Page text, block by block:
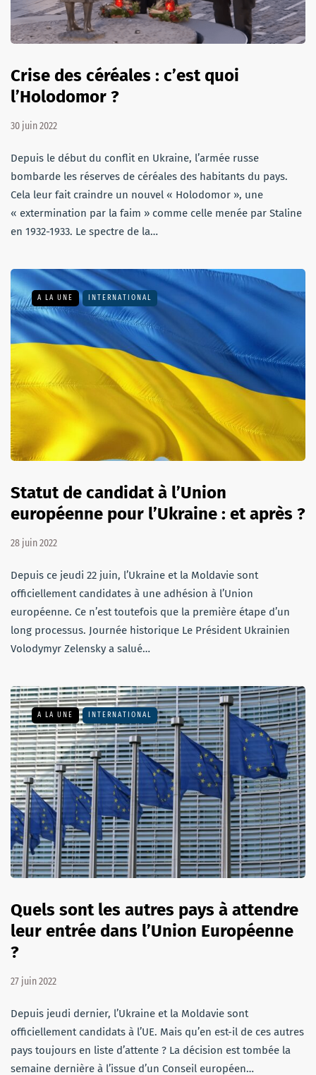
Crise des céréales : c’est quoi
l’Holodomor ?
30 juin 2022
Depuis le début du conflit en Ukraine, l’armée russe
bombarde les réserves de céréales des habitants du pays.
Cela leur fait craindre un nouvel « Holodomor », une
« extermination par la faim » comme celle menée par Staline
en 1932-1933. Le spectre de la…
A LA UNE INTERNATIONAL
Statut de candidat à l’Union
européenne pour l’Ukraine : et après ?
28 juin 2022
Depuis ce jeudi 22 juin, l’Ukraine et la Moldavie sont
officiellement candidates à une adhésion à l’Union
européenne. Ce n’est toutefois que la première étape d’un
long processus. Journée historique Le Président Ukrainien
Volodymyr Zelensky a salué…
A LA UNE INTERNATIONAL
Quels sont les autres pays à attendre
leur entrée dans l’Union Européenne
?
27 juin 2022
Depuis jeudi dernier, l’Ukraine et la Moldavie sont
officiellement candidats à l’UE. Mais qu’en est-il de ces autres
pays toujours en liste d’attente ? La décision est tombée la
semaine dernière à l’issue d’un Conseil européen…